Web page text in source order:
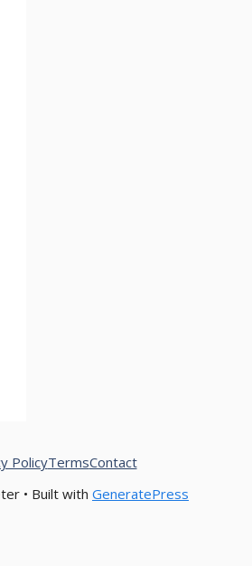
• Built with GeneratePress
PolicyTermsContact